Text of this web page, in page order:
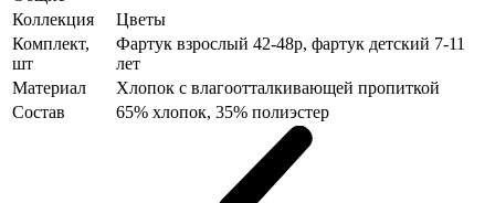
Коллекция
Цветы
Комплект,
шт
Фартук взрослый 42-48р, фартук детский 7-11
лет
Материал
Хлопок с влагоотталкивающей пропиткой
Состав
65% хлопок, 35% полиэстер